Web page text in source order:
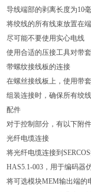
导线端部的剥离长度为10
将绞线的所有线束放置在
尽可能不要使用实心电线
使用合适的压接工具对带
带螺纹接线板的连接
在螺丝接线板上，使用带
组装连接时，确保所有绞
配件
对于控制部分，有以下附
光纤电缆连接
将光纤电缆连接到
HAS5.1-003，用于编码器
将可选模块MEM输出端的